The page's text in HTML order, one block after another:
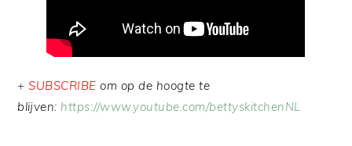
+ SUBSCRIBE om op de hoogte te
blijven: https://www.youtube.com/bettyskitchenNL